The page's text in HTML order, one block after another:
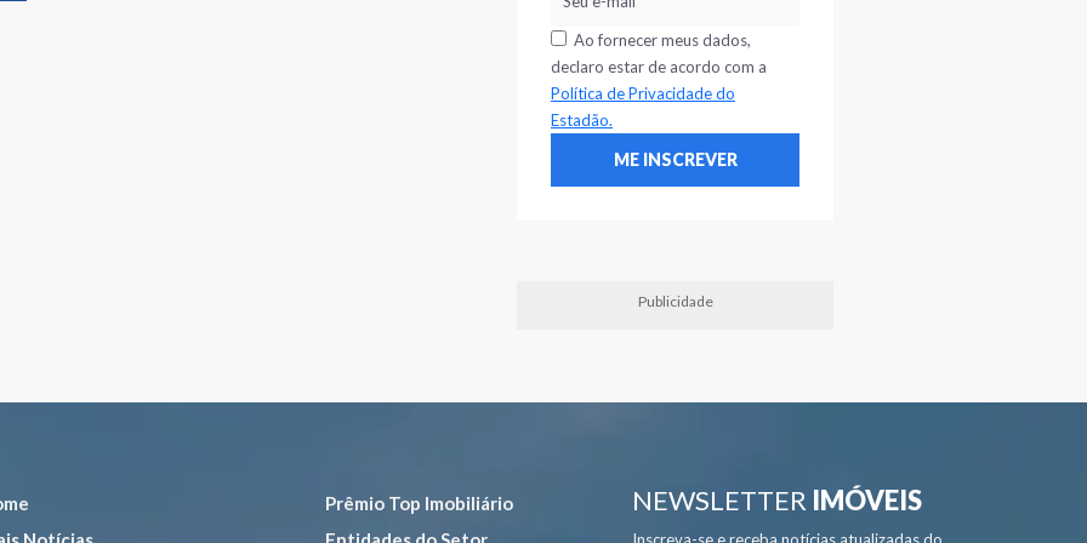
Ao fornecer meus dados,
declaro estar de acordo com a
Política de Privacidade do
Estadão.
Publicidade
Prêmio Top Imobiliário
NEWSLETTER IMÓVEIS